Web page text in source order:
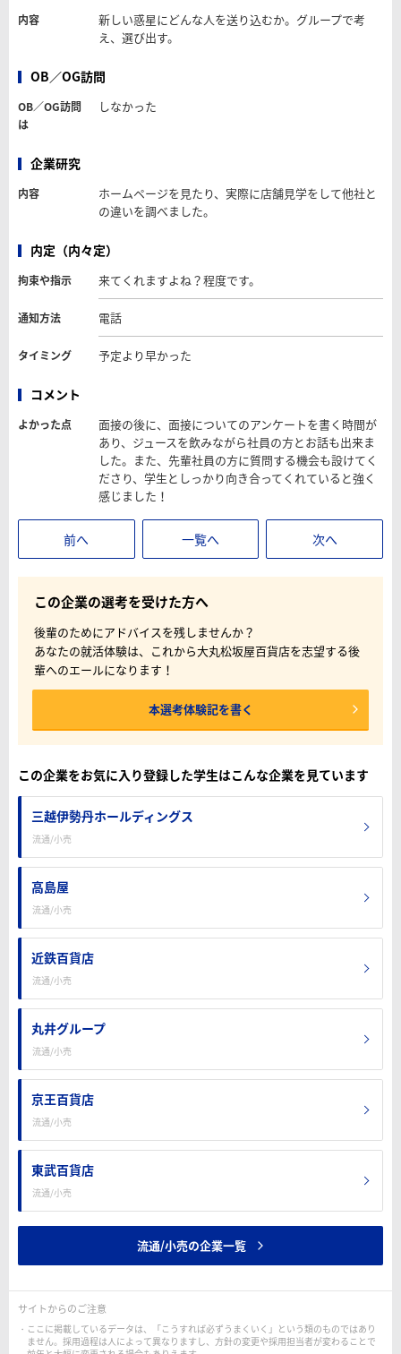
内容
新しい惑星にどんな人を送り込むか。グループで考
え、選び出す。
OB／OG訪問
OB／OG訪問
は
しなかった
企業研究
内容
ホームページを見たり、実際に店舗見学をして他社と
の違いを調べました。
内定（内々定）
拘束や指示 来てくれますよね？程度です。
通知方法 電話
タイミング 予定より早かった
コメント
よかった点
面接の後に、面接についてのアンケートを書く時間が
あり、ジュースを飲みながら社員の方とお話も出来ま
した。また、先輩社員の方に質問する機会も設けてく
ださり、学生としっかり向き合ってくれていると強く
感じました！
前へ 一覧へ 次へ
この企業の選考を受けた方へ
後輩のためにアドバイスを残しませんか？
あなたの就活体験は、これから大丸松坂屋百貨店を志望する後
輩へのエールになります！
本選考体験記を書く
この企業をお気に入り登録した学生はこんな企業を見ています
三越伊勢丹ホールディングス
流通/小売
高島屋
流通/小売
近鉄百貨店
流通/小売
丸井グループ
流通/小売
京王百貨店
流通/小売
東武百貨店
流通/小売
流通/小売の企業一覧
サイトからのご注意
ここに掲載しているデータは、「こうすれば必ずうまくいく」という類のものではあり
ません。採用過程は人によって異なりますし、方針の変更や採用担当者が変わることで